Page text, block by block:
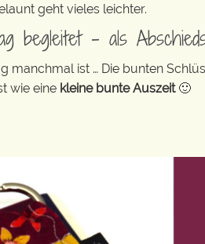
geht vieles leichter.
begleitet – als
manchmal ist … Die bunten
wie eine kleine bunte Auszeit🙂